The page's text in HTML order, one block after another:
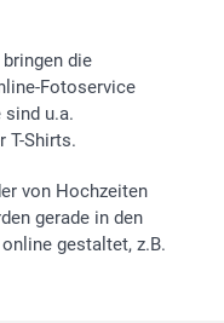
die
Fotoservice
u.a.
T-Shirts.
von Hochzeiten
gerade in den
gestaltet, z.B.